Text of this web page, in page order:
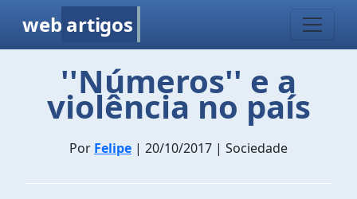
web artigos
''Números'' e a
violência no país
Por Felipe | 20/10/2017 | Sociedade